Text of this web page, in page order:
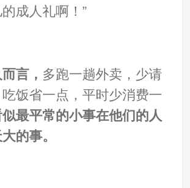
成人礼啊！”
言， 多跑一趟外卖，少请
饭省一点，平时少消费一
最平常的小事在他们的人
的事。